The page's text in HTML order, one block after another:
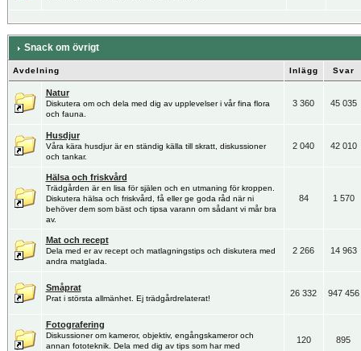
Snack om övrigt
Avdelning Inlägg Svar
Natur
Diskutera om och dela med dig av upplevelser i vår fina flora
och fauna.
3 360 45 035
Husdjur
Våra kära husdjur är en ständig källa till skratt, diskussioner
och tankar.
2 040 42 010
Hälsa och friskvård
Trädgården är en lisa för själen och en utmaning för kroppen.
Diskutera hälsa och friskvård, få eller ge goda råd när ni
behöver dem som bäst och tipsa varann om sådant vi mår bra
av.
84 1 570
Mat och recept
Dela med er av recept och matlagningstips och diskutera med
andra matglada.
2 266 14 963
Småprat
Prat i största allmänhet. Ej trädgårdrelaterat!
26 332 947 456
Fotografering
Diskussioner om kameror, objektiv, engångskameror och
annan fototeknik. Dela med dig av tips som har med
120 895